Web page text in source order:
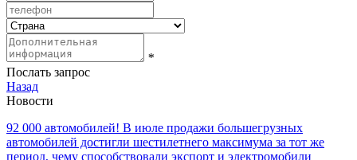
*
Послать запрос
Назад
Новости
92 000 автомобилей! В июле продажи большегрузных
автомобилей достигли шестилетнего максимума за тот же
период, чему способствовали экспорт и электромобили